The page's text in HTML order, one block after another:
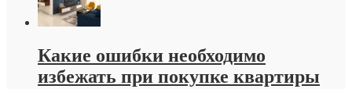
Какие ошибки необходимо
избежать при покупке квартиры